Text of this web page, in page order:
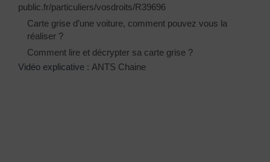
public.fr/particuliers/vosdroits/R39696
Carte grise d’une voiture, comment pouvez vous la
réaliser ?
Comment lire et décrypter sa carte grise ?
Vidéo explicative : ANTS Chaine